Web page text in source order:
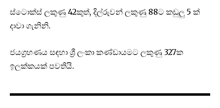
ස්ටොක්ස් ලකුණු 42කුත්, දිල්රුවන් ලකුණු 88ට කඩුලු 5 ක්
දාවා ගැනිනි.
ජයග්‍රහණය සඳහා ශ්‍රී ලංකා කණ්ඩායමට ලකුණු 327ක
ඉලක්කයක් පවතියි.